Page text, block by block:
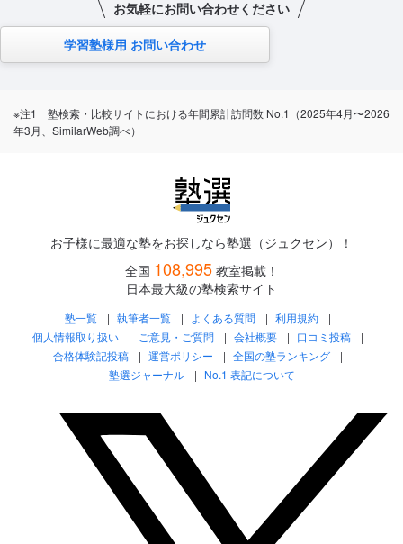
お気軽にお問い合わせください
学習塾様用 お問い合わせ
※注1 塾検索・比較サイトにおける年間累計訪問数 No.1（2025年4月〜2026
年3月、SimilarWeb調べ）
お子様に最適な塾をお探しなら塾選（ジュクセン）！
全国 108,995 教室掲載！
日本最大級の塾検索サイト
塾一覧 執筆者一覧 よくある質問
利用規約
個人情報取り扱い
ご意見・ご質問 会社概要
口コミ投稿
合格体験記投稿
運営ポリシー
全国の塾ランキング
塾選ジャーナル
No.1 表記について